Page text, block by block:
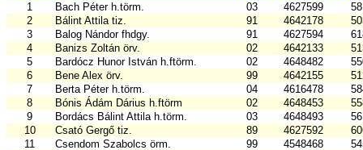
1
Bach Péter h.törm. 03 4627599
2
Bálint Attila tiz. 91 4642178
3
Balog Nándor fhdgy. 91 4627594
4
Banizs Zoltán örv. 02 4642133
5
Bardócz Hunor István h.ftörm. 02 4648482
6
Bene Alex örv. 99 4642155
7
Berta Péter h.törm. 04 4616478
8
Bónis Ádám Dárius h.ftörm 02 4648453
9
Bordács Bálint Attila h.törm. 03 4648493
10
Csató Gergő tiz. 89 4627592
11
Csendom Szabolcs örm. 99 4548468